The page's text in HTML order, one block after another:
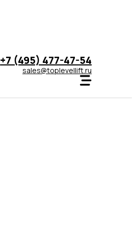
+7 (495) 477-47-54
sales@toplevellift.ru